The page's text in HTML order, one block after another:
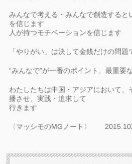
みんなで考える・みんなで創造すると
を信じます
人が持つモチベーションを信じます
「やりがい」は決して金銭だけの問題
“みんなで”が一番のポイント、最重要
わたしたちは中国・アジアにおいて、
播させ、実践・追求して
行きます
〈マッシモのMGノート〉